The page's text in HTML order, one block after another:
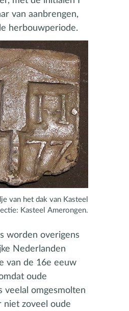
van aanbrengen,
herbouwperiode.
van het dak van Kasteel
Kasteel Amerongen.
worden overigens
Nederlanden
van de 16e eeuw
oude
veelal omgesmolten
niet zoveel oude